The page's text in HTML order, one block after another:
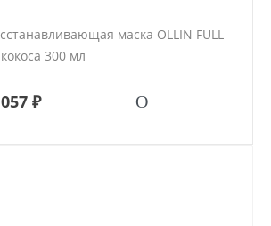
маска OLLIN FULL
300 мл
₽